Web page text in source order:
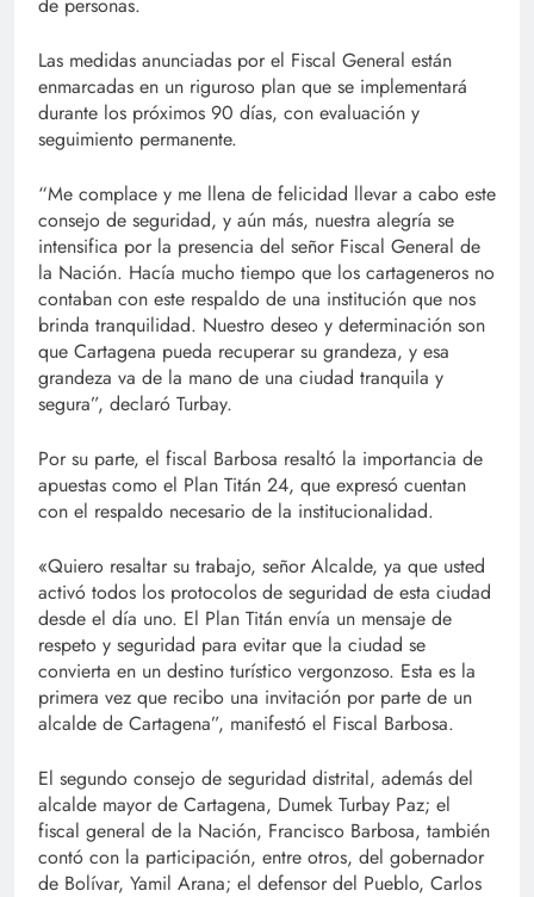
Las medidas anunciadas por el Fiscal General están
enmarcadas en un riguroso plan que se implementará
durante los próximos 90 días, con evaluación y
seguimiento permanente.
“Me complace y me llena de felicidad llevar a cabo este
consejo de seguridad, y aún más, nuestra alegría se
intensifica por la presencia del señor Fiscal General de
la Nación. Hacía mucho tiempo que los cartageneros no
contaban con este respaldo de una institución que nos
brinda tranquilidad. Nuestro deseo y determinación son
que Cartagena pueda recuperar su grandeza, y esa
grandeza va de la mano de una ciudad tranquila y
segura”, declaró Turbay.
Por su parte, el fiscal Barbosa resaltó la importancia de
apuestas como el Plan Titán 24, que expresó cuentan
con el respaldo necesario de la institucionalidad.
«Quiero resaltar su trabajo, señor Alcalde, ya que usted
activó todos los protocolos de seguridad de esta ciudad
desde el día uno. El Plan Titán envía un mensaje de
respeto y seguridad para evitar que la ciudad se
convierta en un destino turístico vergonzoso. Esta es la
primera vez que recibo una invitación por parte de un
alcalde de Cartagena”, manifestó el Fiscal Barbosa.
El segundo consejo de seguridad distrital, además del
alcalde mayor de Cartagena, Dumek Turbay Paz; el
fiscal general de la Nación, Francisco Barbosa, también
contó con la participación, entre otros, del gobernador
de Bolívar, Yamil Arana; el defensor del Pueblo, Carlos